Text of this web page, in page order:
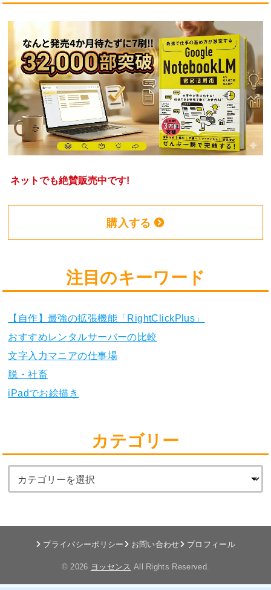
ネットでも絶賛販売中です!
購入する
注目のキーワード
【自作】最強の拡張機能「RightClickPlus」
おすすめレンタルサーバーの比較
文字入力マニアの仕事場
脱・社畜
iPadでお絵描き
カテゴリー
プライバシーポリシー お問い合わせ プロフィール
© 2026 ヨッセンス All Rights Reserved.